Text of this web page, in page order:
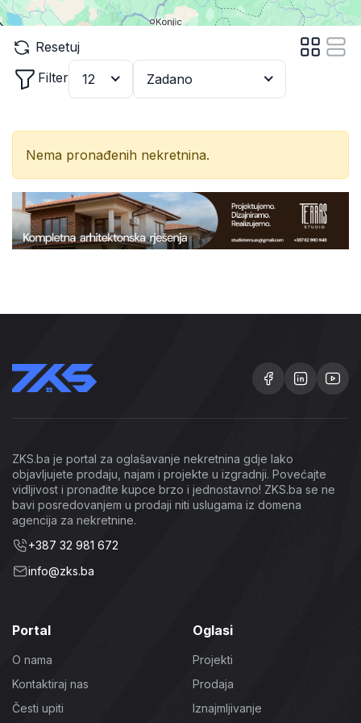
Resetuj
Filter
12 Zadano
Nema pronađenih nekretnina.
ZKS.ba je portal za oglašavanje nekretnina gdje lako
objavljujete prodaju, najam i projekte u izgradnji. Povećajte
vidljivost i pronađite kupce brzo i jednostavno! ZKS.ba se ne
bavi posredovanjem u prodaji niti uslugama iz domena
agencija za nekretnine.
+387 32 981 672
info@zks.ba
Portal
O nama
Kontaktiraj nas
Česti upiti
Oglasi
Projekti
Prodaja
Iznajmljivanje